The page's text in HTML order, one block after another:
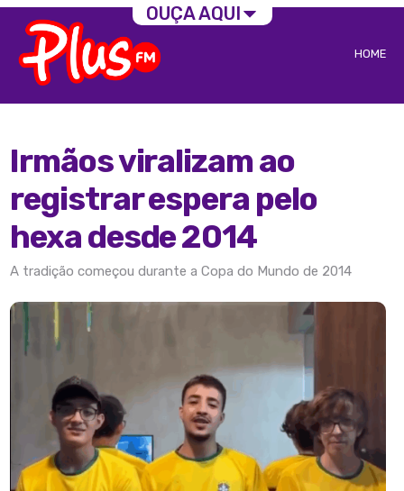
HOME
Irmãos viralizam ao
registrar espera pelo
hexa desde 2014
A tradição começou durante a Copa do Mundo de 2014
OUÇA AQUI